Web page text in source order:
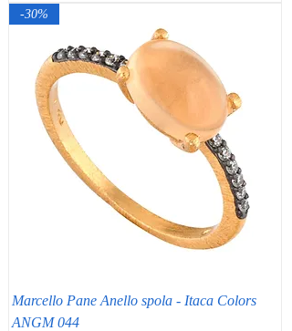
-30%
Marcello Pane Anello spola - Itaca Colors
ANGM 044